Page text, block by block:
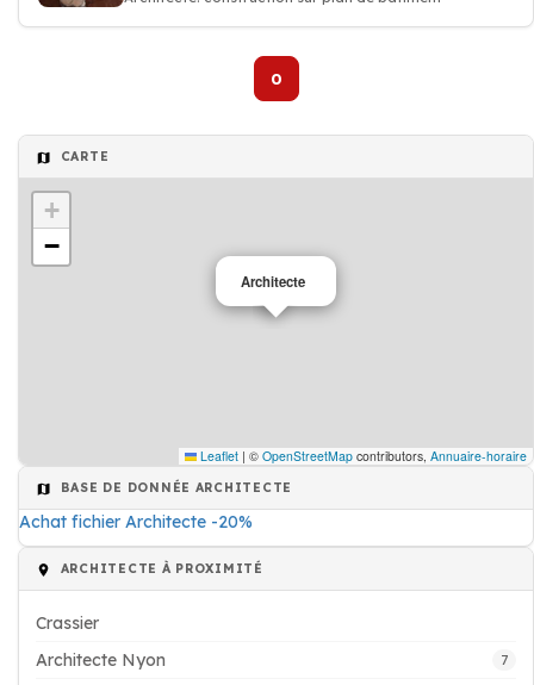
0
CARTE
Architecte
+
−
Leaflet | © OpenStreetMap contributors, Annuaire-horaire
BASE DE DONNÉE ARCHITECTE
Achat fichier Architecte -20%
ARCHITECTE À PROXIMITÉ
Crassier
Architecte Nyon
7